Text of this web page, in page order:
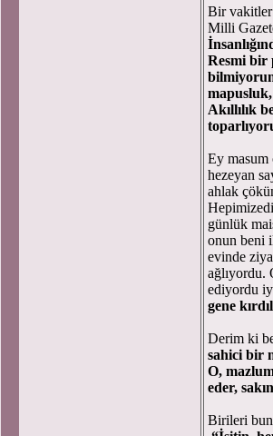
Bir vakitler
Milli
Resmi bir
Akıllılık
Ey masum
hezeyan
ahlak
günlük
onun beni
evinde
ağlıyordu.
ediyordu
gene
Derim ki
sahici bir
O,
eder,
Birileri